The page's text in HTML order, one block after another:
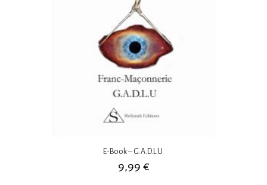
E-Book – G.A.D.L.U.
9,99 €